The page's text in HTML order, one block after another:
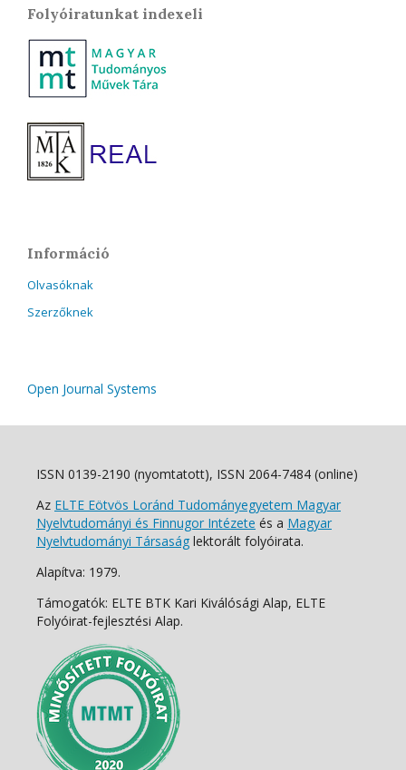
Folyóiratunkat indexeli
Információ
Olvasóknak
Szerzőknek
Open Journal Systems
ISSN 0139-2190 (nyomtatott), ISSN 2064-7484 (online)
Az ELTE Eötvös Loránd Tudományegyetem Magyar
Nyelvtudományi és Finnugor Intézete és a Magyar
Nyelvtudományi Társaság lektorált folyóirata.
Alapítva: 1979.
Támogatók: ELTE BTK Kari Kiválósági Alap, ELTE
Folyóirat-fejlesztési Alap.